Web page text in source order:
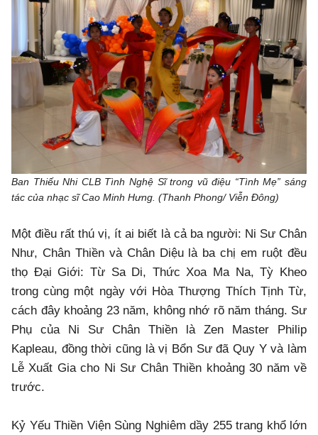
Ban Thiếu Nhi CLB Tình Nghệ Sĩ trong vũ điệu “Tình Mẹ” sáng
tác của nhạc sĩ Cao Minh Hưng. (Thanh Phong/ Viễn Đông)
Một điều rất thú vị, ít ai biết là cả ba người: Ni Sư Chân
Như, Chân Thiền và Chân Diệu là ba chị em ruột đều
thọ Đại Giới: Từ Sa Di, Thức Xoa Ma Na, Tỳ Kheo
trong cùng một ngày với Hòa Thượng Thích Tịnh Từ,
cách đây khoảng 23 năm, không nhớ rõ năm tháng. Sư
Phụ của Ni Sư Chân Thiền là Zen Master Philip
Kapleau, đồng thời cũng là vị Bổn Sư đã Quy Y và làm
Lễ Xuất Gia cho Ni Sư Chân Thiền khoảng 30 năm về
trước.
Kỷ Yếu Thiền Viện Sùng Nghiêm dầy 255 trang khổ lớn